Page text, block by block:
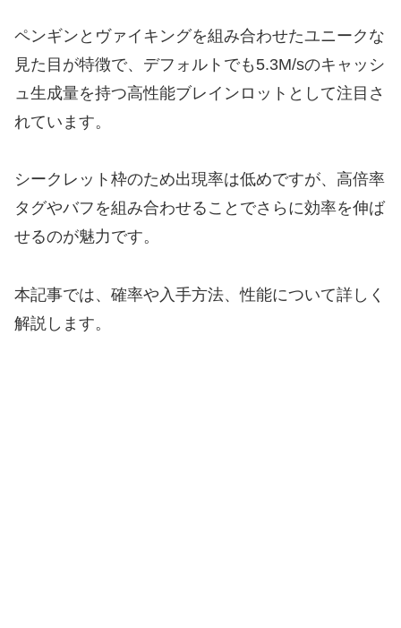
ペンギンとヴァイキングを組み合わせたユニークな
見た目が特徴で、デフォルトでも5.3M/sのキャッシ
ュ生成量を持つ高性能ブレインロットとして注目さ
れています。
シークレット枠のため出現率は低めですが、高倍率
タグやバフを組み合わせることでさらに効率を伸ば
せるのが魅力です。
本記事では、確率や入手方法、性能について詳しく
解説します。